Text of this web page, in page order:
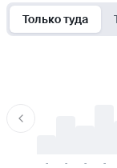
Только туда
- - - -